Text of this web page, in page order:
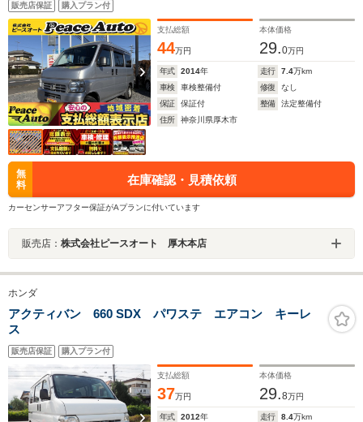
グ ライトレベライザー 修復歴無し
販売店保証 購入プラン付
支払総額
44万円
本体価格
29.0万円
年式 2014年 走行 7.4万km
車検
車検整備付 修復
なし
保証
保証付 整備
法定整備付
住所
神奈川県厚木市
無
料
在庫確認・見積依頼
カーセンサーアフター保証がAプランに付いています
販売店： 株式会社ピースオート 厚木本店
ホンダ
アクティバン 660 SDX パワステ エアコン キーレ
ス
販売店保証 購入プラン付
支払総額
37万円
本体価格
29.8万円
年式 2012年 走行 8.4万km